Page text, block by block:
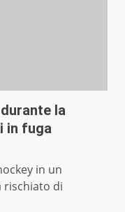
la
in fuga
in un
rischiato di